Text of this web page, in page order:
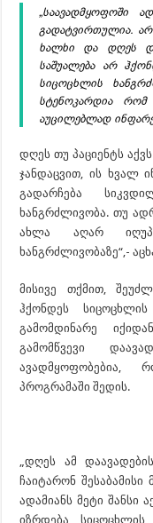
„საავადმყოფოში
გადატვირთულია.
ხალხი და დღეს
საშუალება არ
სიცოცხლის
სტენოკარდია
აუცილებლად
დღეს თუ პაციენტს
ჯანდაცვით, ის ხვალ
გადარჩება
ხანგრძლივობა. თუ
ახლა აღარ
ხანგრძლივობაზე“,-
მისივე თქმით,
ჰქონდეს
გამომდინარე
გამომწვევი
ავადმყოფობებია,
პროგრამაში შედის.
„დღეს ამ
ჩაიტარონ
ადამიანს მეტი შანსი
იზრდება სიცოცხლის